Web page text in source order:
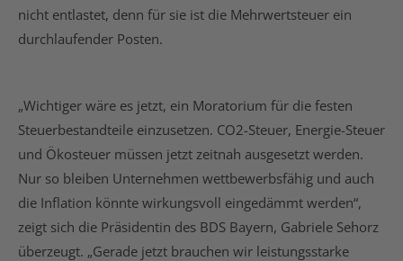
nicht entlastet, denn für sie ist die Mehrwertsteuer ein
durchlaufender Posten.
„Wichtiger wäre es jetzt, ein Moratorium für die festen
Steuerbestandteile einzusetzen. CO2-Steuer, Energie-Steuer
und Ökosteuer müssen jetzt zeitnah ausgesetzt werden.
Nur so bleiben Unternehmen wettbewerbsfähig und auch
die Inflation könnte wirkungsvoll eingedämmt werden“,
zeigt sich die Präsidentin des BDS Bayern, Gabriele Sehorz
überzeugt. „Gerade jetzt brauchen wir leistungsstarke